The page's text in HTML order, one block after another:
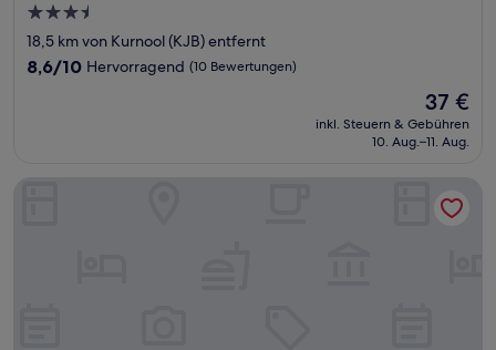
3.5-
Sterne-
Unterkunft
18,5 km von Kurnool (KJB) entfernt
8.6
8,6/10 Hervorragend (10 Bewertungen)
Der
Preis
beträgt
37 €
inkl. Steuern & Gebühren
10. Aug.–11. Aug.
Hotel K Fortune